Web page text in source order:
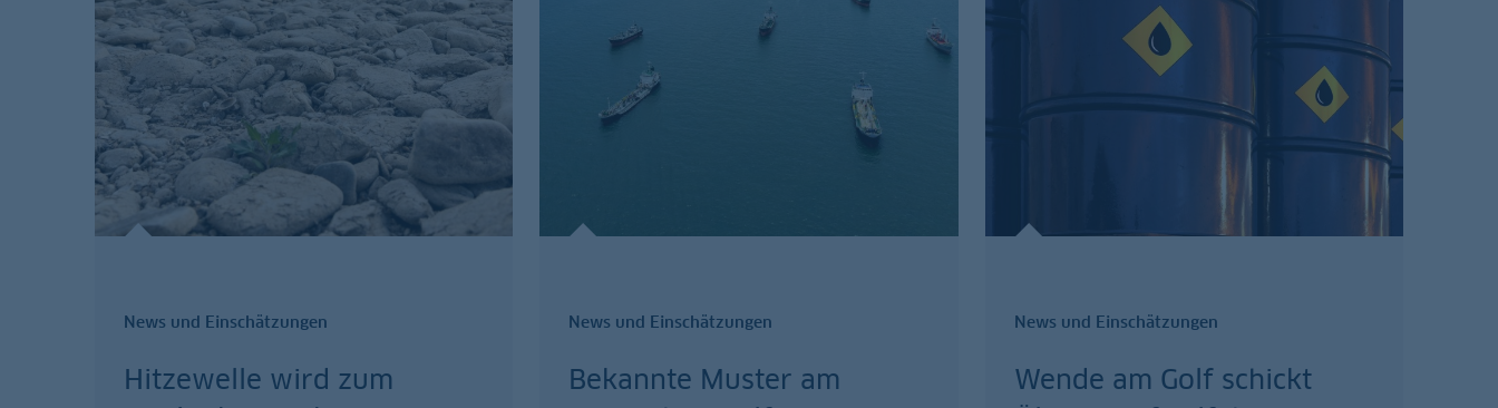
News und Einschätzungen
Hitzewelle wird zum
News und Einschätzungen
Bekannte Muster am
News und Einschätzungen
Wende am Golf schickt